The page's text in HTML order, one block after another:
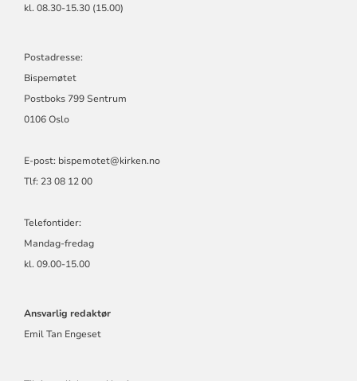
kl. 08.30-15.30 (15.00)
Postadresse:
Bispemøtet
Postboks 799 Sentrum
0106 Oslo
E-post: bispemotet@kirken.no
Tlf: 23 08 12 00
Telefontider:
Mandag-fredag
kl. 09.00-15.00
Ansvarlig redaktør
Emil Tan Engeset